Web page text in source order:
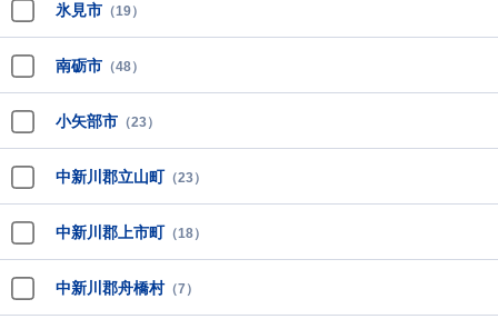
氷見市 （19）
南砺市 （48）
小矢部市 （23）
中新川郡立山町 （23）
中新川郡上市町 （18）
中新川郡舟橋村（7）